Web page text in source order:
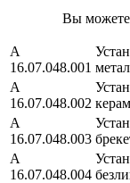
Вы можете
А
16.07.048.001
А
16.07.048.002
А
16.07.048.003
А
16.07.048.004